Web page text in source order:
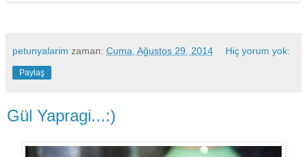
petunyalarim zaman: Cuma, Ağustos 29, 2014 Hiç yorum yok:
Paylaş
Gül Yapragi...:)